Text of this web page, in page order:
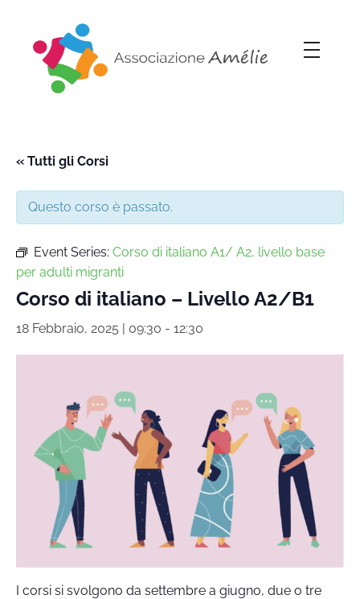
« Tutti gli Corsi
Questo corso è passato.
Event Series: Corso di italiano A1/ A2, livello base
per adulti migranti
Corso di italiano – Livello A2/B1
18 Febbraio, 2025 | 09:30 - 12:30
I corsi si svolgono da settembre a giugno, due o tre